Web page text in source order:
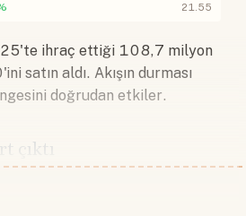
21.55
ihraç ettiği 108,7 milyon
satın aldı. Akışın durması
doğrudan etkiler.
çıktı